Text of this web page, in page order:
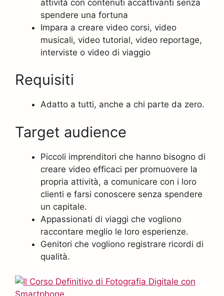
attività con contenuti accattivanti senza
spendere una fortuna
Impara a creare video corsi, video
musicali, video tutorial, video reportage,
interviste o video di viaggio
Requisiti
Adatto a tutti, anche a chi parte da zero.
Target audience
Piccoli imprenditori che hanno bisogno di
creare video efficaci per promuovere la
propria attività, a comunicare con i loro
clienti e farsi conoscere senza spendere
un capitale.
Appassionati di viaggi che vogliono
raccontare meglio le loro esperienze.
Genitori che vogliono registrare ricordi di
qualità.